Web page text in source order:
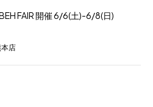
FAIR 開催 6/6(土)-6/8(日)
店